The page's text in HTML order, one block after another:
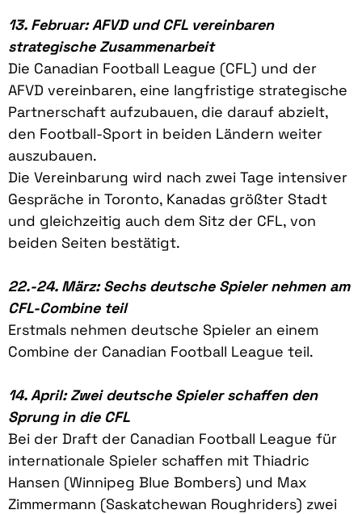
13. Februar: AFVD und CFL vereinbaren
strategische Zusammenarbeit
Die Canadian Football League (CFL) und der
AFVD vereinbaren, eine langfristige strategische
Partnerschaft aufzubauen, die darauf abzielt,
den Football-Sport in beiden Ländern weiter
auszubauen.
Die Vereinbarung wird nach zwei Tage intensiver
Gespräche in Toronto, Kanadas größter Stadt
und gleichzeitig auch dem Sitz der CFL, von
beiden Seiten bestätigt.
22.-24. März: Sechs deutsche Spieler nehmen am
CFL-Combine teil
Erstmals nehmen deutsche Spieler an einem
Combine der Canadian Football League teil.
14. April: Zwei deutsche Spieler schaffen den
Sprung in die CFL
Bei der Draft der Canadian Football League für
internationale Spieler schaffen mit Thiadric
Hansen (Winnipeg Blue Bombers) und Max
Zimmermann (Saskatchewan Roughriders) zwei